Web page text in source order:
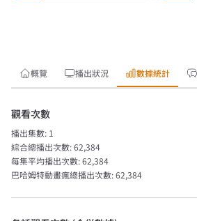
概覽 播出狀況 數據統計
觀看次數
播出集數: 1
綜合總播出次數:62,384
每集平均播出次數:62,384
巴哈姆特動畫瘋總播出次數:62,384